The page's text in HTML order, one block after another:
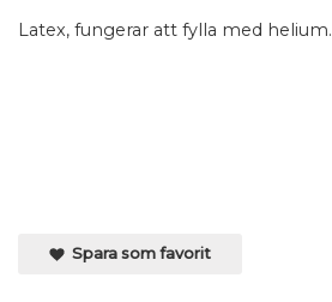
Latex, fungerar att fylla med helium.
Spara som favorit